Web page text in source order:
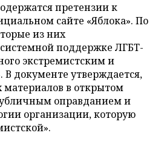
претензии к
сайте «Яблока». По
из них
поддержке ЛГБТ-
экстремистским и
документе утверждается,
материалов в открытом
оправданием и
организации, которую